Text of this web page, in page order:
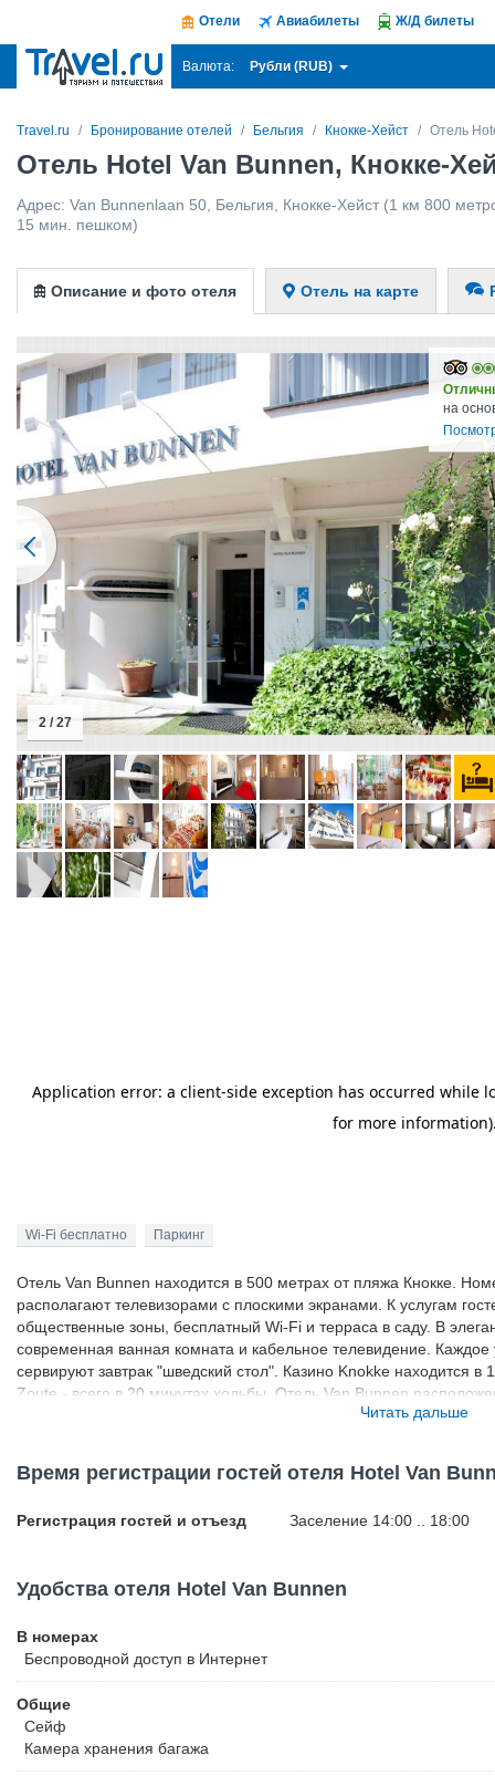
Отели Авиабилеты Ж/Д билеты
Валюта: Рубли (RUB)
Travel.ru Бронирование отелей Бельгия Кнокке-Хейст Отель
Отель Hotel Van Bunnen, Кнокке-
Адрес: Van Bunnenlaan 50 Бельгия Кнокке-Хейст (1 км 800
15 мин. пешком)
Описание и фото отеля Отель на карте
на
2 / 27
Wi-Fi бесплатно Паркинг
Отель Van Bunnen находится в 500 метрах от пляжа Кнокке.
располагают телевизорами с плоскими экранами. К услугам
общественные зоны, бесплатный Wi-Fi и терраса в саду. В
современная ванная комната и кабельное телевидение. Каждое
сервируют завтрак "шведский стол". Казино Knokke находится
Zoute - всего в 20 минутах ходьбы. Отель Van Bunnen
Кнокке и остановки берегового трамвая. Гости могут без
Читать дальше
Время регистрации гостей отеля Hotel Van
Регистрация гостей и отъезд Заселение 14:00 .. 18:00
Удобства отеля Hotel Van Bunnen
В номерах
Беспроводной доступ в Интернет
Общие
Сейф
Камера хранения багажа